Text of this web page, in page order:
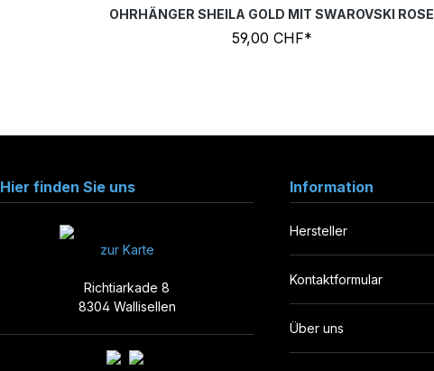
OHRHÄNGER SHEILA GOLD MIT SWAROVSKI ROSE
59,00 CHF*
Hier finden Sie uns
zur Karte
Richtiarkade 8
8304 Wallisellen
Information
Hersteller
Kontaktformular
Über uns